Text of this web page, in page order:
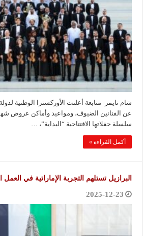
شام تايمز- متابعة أعلنت الأوركسترا الوطنية
سلسلة حفلاتها الافتتاحية “البداية”، …
أكمل القراءة »
البرازيل تستلهم التجربة الإماراتية في
2025-12-23